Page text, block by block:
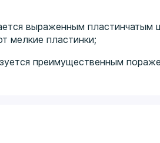
выраженным пластинчатым
мелкие пластинки;
преимущественным